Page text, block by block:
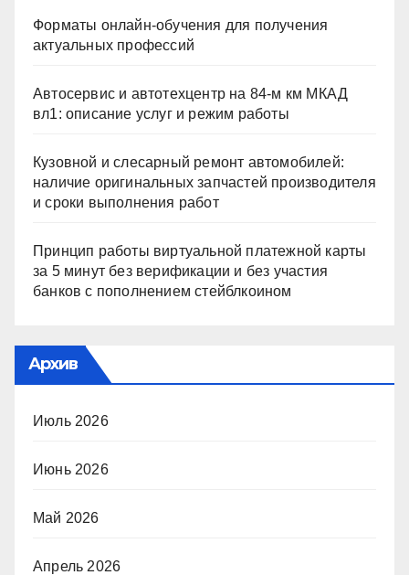
Форматы онлайн-обучения для получения
актуальных профессий
Автосервис и автотехцентр на 84-м км МКАД
вл1: описание услуг и режим работы
Кузовной и слесарный ремонт автомобилей:
наличие оригинальных запчастей производителя
и сроки выполнения работ
Принцип работы виртуальной платежной карты
за 5 минут без верификации и без участия
банков с пополнением стейблкоином
Архив
Июль 2026
Июнь 2026
Май 2026
Апрель 2026